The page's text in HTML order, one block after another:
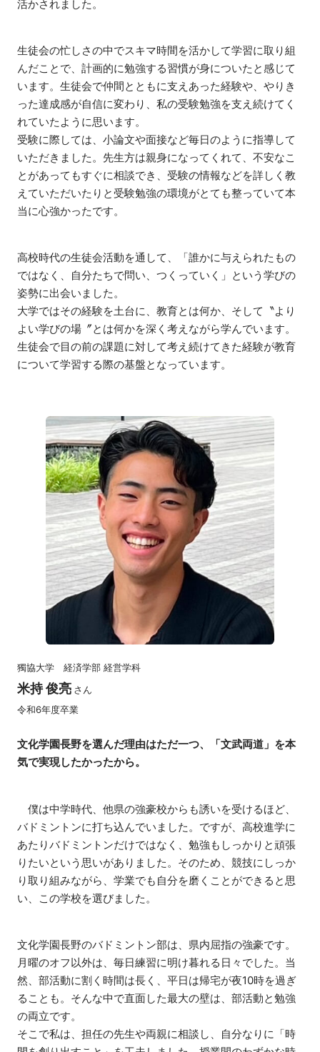
活かされました。
生徒会の忙しさの中でスキマ時間を活かして学習に取り組
んだことで、計画的に勉強する習慣が身についたと感じて
います。生徒会で仲間とともに支えあった経験や、やりき
った達成感が自信に変わり、私の受験勉強を支え続けてく
れていたように思います。
受験に際しては、小論文や面接など毎日のように指導して
いただきました。先生方は親身になってくれて、不安なこ
とがあってもすぐに相談でき、受験の情報などを詳しく教
えていただいたりと受験勉強の環境がとても整っていて本
当に心強かったです。
高校時代の生徒会活動を通して、「誰かに与えられたもの
ではなく、自分たちで問い、つくっていく」という学びの
姿勢に出会いました。
大学ではその経験を土台に、教育とは何か、そして〝より
よい学びの場〞とは何かを深く考えながら学んでいます。
生徒会で目の前の課題に対して考え続けてきた経験が教育
について学習する際の基盤となっています。
獨協大学 経済学部 経営学科
米持 俊亮 さん
令和6年度卒業
文化学園長野を選んだ理由はただ一つ、「文武両道」を本
気で実現したかったから。
僕は中学時代、他県の強豪校からも誘いを受けるほど、
バドミントンに打ち込んでいました。ですが、高校進学に
あたりバドミントンだけではなく、勉強もしっかりと頑張
りたいという思いがありました。そのため、競技にしっか
り取り組みながら、学業でも自分を磨くことができると思
い、この学校を選びました。
文化学園長野のバドミントン部は、県内屈指の強豪です。
月曜のオフ以外は、毎日練習に明け暮れる日々でした。当
然、部活動に割く時間は長く、平日は帰宅が夜10時を過ぎ
ることも。そんな中で直面した最大の壁は、部活動と勉強
の両立です。
そこで私は、担任の先生や両親に相談し、自分なりに「時